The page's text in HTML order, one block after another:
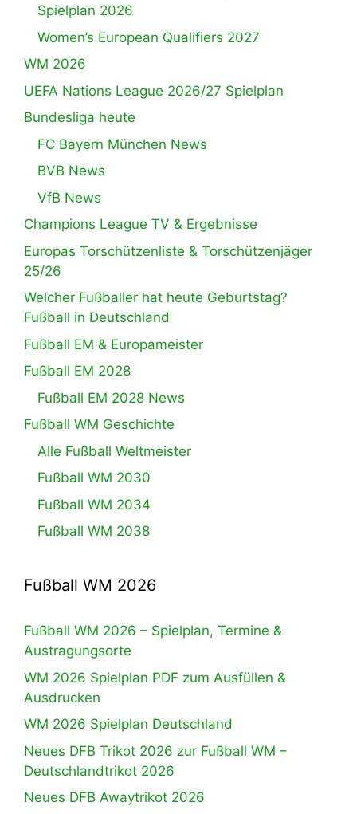
Spielplan 2026
Women’s European Qualifiers 2027
WM 2026
UEFA Nations League 2026/27 Spielplan
Bundesliga heute
FC Bayern München News
BVB News
VfB News
Champions League TV & Ergebnisse
Europas Torschützenliste & Torschützenjäger
25/26
Welcher Fußballer hat heute Geburtstag?
Fußball in Deutschland
Fußball EM & Europameister
Fußball EM 2028
Fußball EM 2028 News
Fußball WM Geschichte
Alle Fußball Weltmeister
Fußball WM 2030
Fußball WM 2034
Fußball WM 2038
Fußball WM 2026
Fußball WM 2026 – Spielplan, Termine &
Austragungsorte
WM 2026 Spielplan PDF zum Ausfüllen &
Ausdrucken
WM 2026 Spielplan Deutschland
Neues DFB Trikot 2026 zur Fußball WM –
Deutschlandtrikot 2026
Neues DFB Awaytrikot 2026